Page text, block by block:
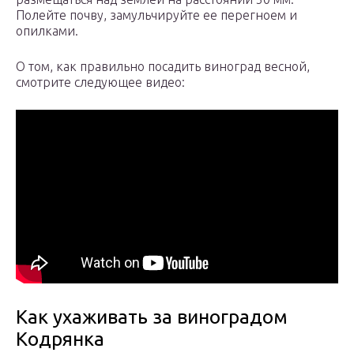
Полейте почву, замульчируйте ее перегноем и
опилками.
О том, как правильно посадить виноград весной,
смотрите следующее видео:
Как ухаживать за виноградом
Кодрянка